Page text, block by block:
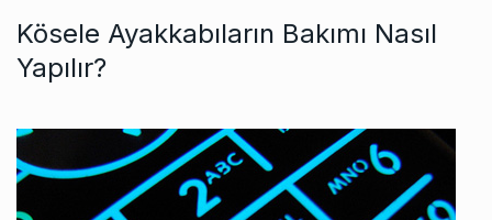
Kösele Ayakkabıların Bakımı Nasıl
Yapılır?